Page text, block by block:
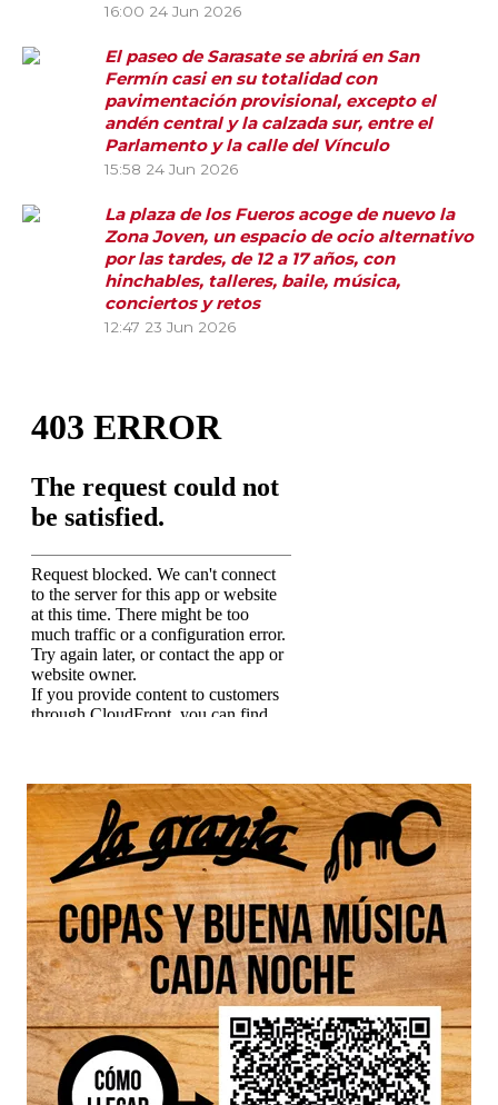
16:00 24 Jun 2026
El paseo de Sarasate se abrirá en San
Fermín casi en su totalidad con
pavimentación provisional, excepto el
andén central y la calzada sur, entre el
Parlamento y la calle del Vínculo
15:58 24 Jun 2026
La plaza de los Fueros acoge de nuevo la
Zona Joven, un espacio de ocio alternativo
por las tardes, de 12 a 17 años, con
hinchables, talleres, baile, música,
conciertos y retos
12:47 23 Jun 2026